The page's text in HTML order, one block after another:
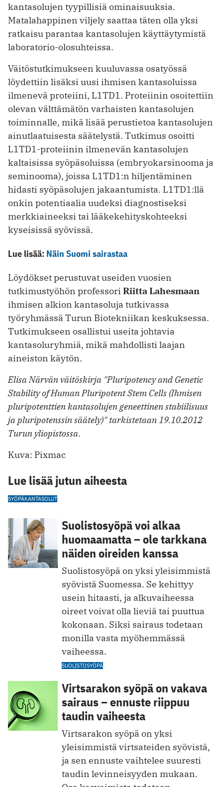
kantasolujen tyypillisiä ominaisuuksia.
Matalahappinen viljely saattaa täten olla yksi
ratkaisu parantaa kantasolujen käyttäytymistä
laboratorio-olosuhteissa.
Väitöstutkimukseen kuuluvassa osatyössä
löydettiin lisäksi uusi ihmisen kantasoluissa
ilmenevä proteiini, L1TD1. Proteiinin osoitettiin
olevan välttämätön varhaisten kantasolujen
toiminnalle, mikä lisää perustietoa kantasolujen
ainutlaatuisesta säätelystä. Tutkimus osoitti
L1TD1-proteiinin ilmenevän kantasolujen
kaltaisissa syöpäsoluissa (embryokarsinooma ja
seminooma), joissa L1TD1:n hiljentäminen
hidasti syöpäsolujen jakaantumista. L1TD1:llä
onkin potentiaalia uudeksi diagnostiseksi
merkkiaineeksi tai lääkekehityskohteeksi
kyseisissä syövissä.
Lue lisää: Näin Suomi sairastaa
Löydökset perustuvat useiden vuosien
tutkimustyöhön professori Riitta Lahesmaan
ihmisen alkion kantasoluja tutkivassa
työryhmässä Turun Biotekniikan keskuksessa.
Tutkimukseen osallistui useita johtavia
kantasoluryhmiä, mikä mahdollisti laajan
aineiston käytön.
Elisa Närvän väitöskirja "Pluripotency and Genetic
Stability of Human Pluripotent Stem Cells (Ihmisen
pluripotenttien kantasolujen geneettinen stabiilisuus
ja pluripotenssin säätely)" tarkistetaan 19.10.2012
Turun yliopistossa.
Kuva: Pixmac
Lue lisää jutun aiheesta
SYÖPÄKANTASOLUT
Suolistosyöpä voi alkaa
huomaamatta – ole tarkkana
näiden oireiden kanssa
Suolistosyöpä on yksi yleisimmistä
syövistä Suomessa. Se kehittyy
usein hitaasti, ja alkuvaiheessa
oireet voivat olla lieviä tai puuttua
kokonaan. Siksi sairaus todetaan
monilla vasta myöhemmässä
vaiheessa.
SUOLISTOSYÖPÄ
Virtsarakon syöpä on vakava
sairaus – ennuste riippuu
taudin vaiheesta
Virtsarakon syöpä on yksi
yleisimmistä virtsateiden syövistä,
ja sen ennuste vaihtelee suuresti
taudin levinneisyyden mukaan.